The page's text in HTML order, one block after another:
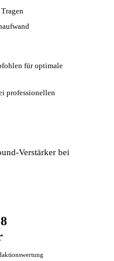
für optimale
professionellen
Verstärker bei